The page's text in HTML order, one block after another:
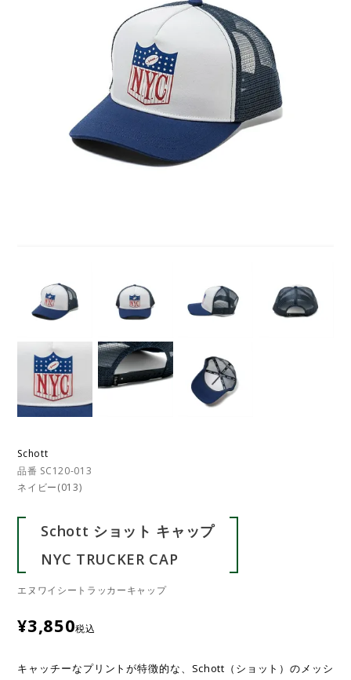
Schott
品番 SC120-013
ネイビー(013)
Schott ショット キャップ
NYC TRUCKER CAP
エヌワイシートラッカーキャップ
¥3,850税込
キャッチーなプリントが特徴的な、Schott（ショット）のメッシ